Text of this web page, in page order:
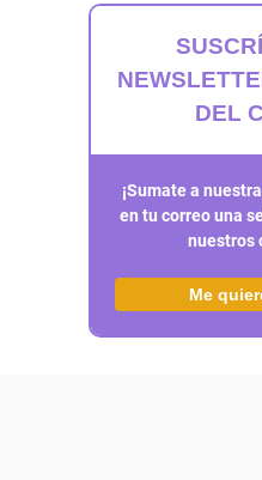
DEL
¡Sumate a
en tu correo una
nuestros
Me